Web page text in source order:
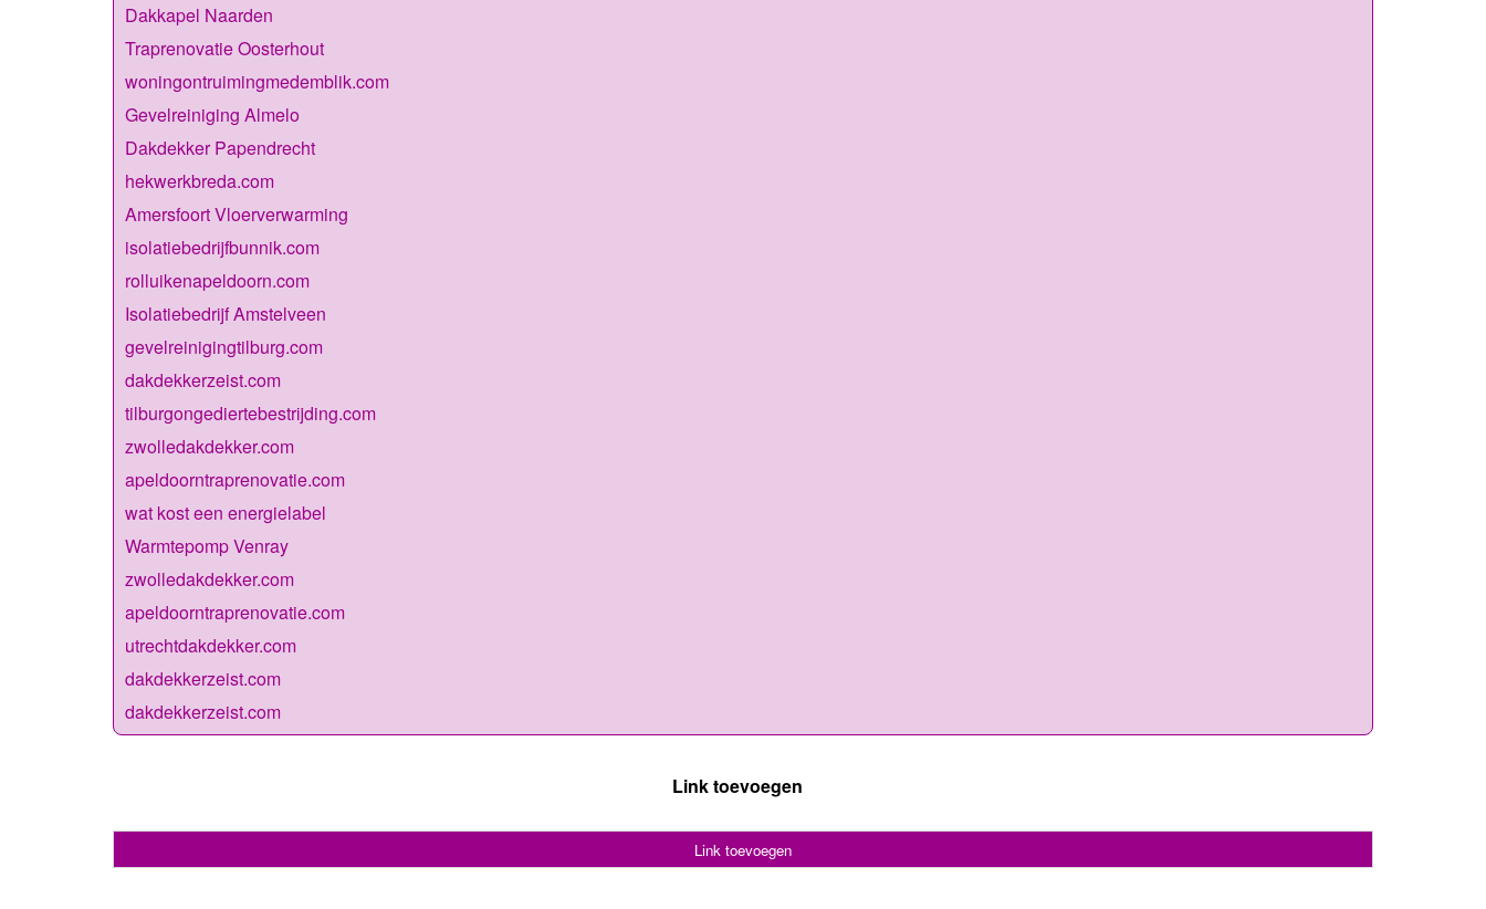
Dakkapel Naarden
Traprenovatie Oosterhout
woningontruimingmedemblik.com
Gevelreiniging Almelo
Dakdekker Papendrecht
hekwerkbreda.com
Amersfoort Vloerverwarming
isolatiebedrijfbunnik.com
rolluikenapeldoorn.com
Isolatiebedrijf Amstelveen
gevelreinigingtilburg.com
dakdekkerzeist.com
tilburgongediertebestrijding.com
zwolledakdekker.com
apeldoorntraprenovatie.com
wat kost een energielabel
Warmtepomp Venray
zwolledakdekker.com
apeldoorntraprenovatie.com
utrechtdakdekker.com
dakdekkerzeist.com
dakdekkerzeist.com
Link toevoegen
Link toevoegen